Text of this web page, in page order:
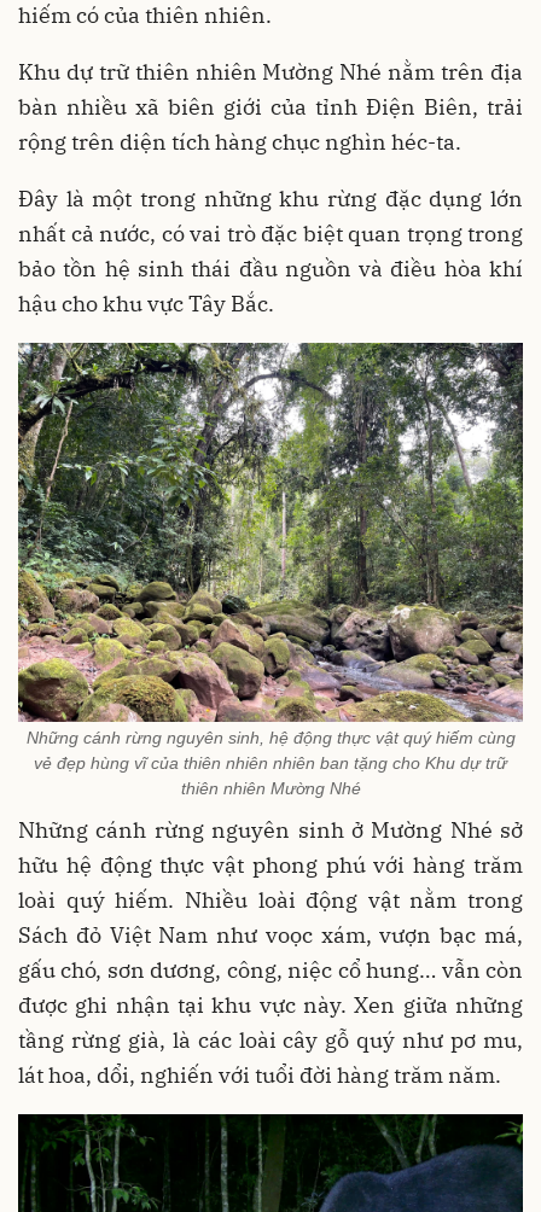
hiếm có của thiên nhiên.
Khu dự trữ thiên nhiên Mường Nhé nằm trên địa
bàn nhiều xã biên giới của tỉnh Điện Biên, trải
rộng trên diện tích hàng chục nghìn héc-ta.
Đây là một trong những khu rừng đặc dụng lớn
nhất cả nước, có vai trò đặc biệt quan trọng trong
bảo tồn hệ sinh thái đầu nguồn và điều hòa khí
hậu cho khu vực Tây Bắc.
Những cánh rừng nguyên sinh, hệ động thực vật quý hiếm cùng
vẻ đẹp hùng vĩ của thiên nhiên nhiên ban tặng cho Khu dự trữ
thiên nhiên Mường Nhé
Những cánh rừng nguyên sinh ở Mường Nhé sở
hữu hệ động thực vật phong phú với hàng trăm
loài quý hiếm. Nhiều loài động vật nằm trong
Sách đỏ Việt Nam như voọc xám, vượn bạc má,
gấu chó, sơn dương, công, niệc cổ hung… vẫn còn
được ghi nhận tại khu vực này. Xen giữa những
tầng rừng già, là các loài cây gỗ quý như pơ mu,
lát hoa, dổi, nghiến với tuổi đời hàng trăm năm.